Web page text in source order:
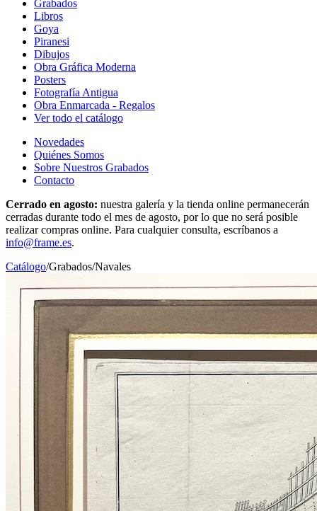
Grabados
Libros
Goya
Piranesi
Dibujos
Obra Gráfica Moderna
Posters
Fotografía Antigua
Obra Enmarcada - Regalos
Ver todo el catálogo
Novedades
Quiénes Somos
Sobre Nuestros Grabados
Contacto
Cerrado en agosto: nuestra galería y la tienda online permanecerán
cerradas durante todo el mes de agosto, por lo que no será posible
realizar compras online. Para cualquier consulta, escríbanos a
info@frame.es.
Catálogo/Grabados/Navales